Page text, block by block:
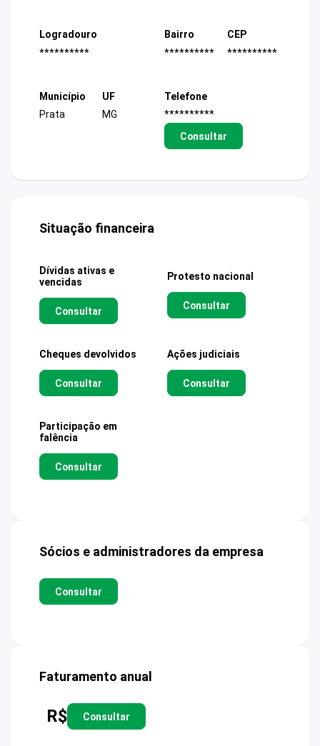
Logradouro
**********
Bairro
**********
CEP
**********
Município
Prata
UF
MG
Telefone
**********
Consultar
Situação financeira
Dívidas ativas e
vencidas
Consultar
Protesto nacional
Consultar
Cheques devolvidos
Consultar
Ações judiciais
Consultar
Participação em
falência
Consultar
Sócios e administradores da empresa
Consultar
Faturamento anual
R$ Consultar